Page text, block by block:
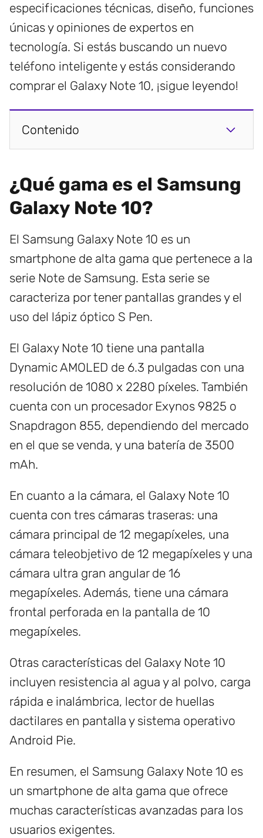
especificaciones técnicas, diseño, funciones
únicas y opiniones de expertos en
tecnología. Si estás buscando un nuevo
teléfono inteligente y estás considerando
comprar el Galaxy Note 10, ¡sigue leyendo!
Contenido
¿Qué gama es el Samsung
Galaxy Note 10?
El Samsung Galaxy Note 10 es un
smartphone de alta gama que pertenece a la
serie Note de Samsung. Esta serie se
caracteriza por tener pantallas grandes y el
uso del lápiz óptico S Pen.
El Galaxy Note 10 tiene una pantalla
Dynamic AMOLED de 6.3 pulgadas con una
resolución de 1080 x 2280 píxeles. También
cuenta con un procesador Exynos 9825 o
Snapdragon 855, dependiendo del mercado
en el que se venda, y una batería de 3500
mAh.
En cuanto a la cámara, el Galaxy Note 10
cuenta con tres cámaras traseras: una
cámara principal de 12 megapíxeles, una
cámara teleobjetivo de 12 megapíxeles y una
cámara ultra gran angular de 16
megapíxeles. Además, tiene una cámara
frontal perforada en la pantalla de 10
megapíxeles.
Otras características del Galaxy Note 10
incluyen resistencia al agua y al polvo, carga
rápida e inalámbrica, lector de huellas
dactilares en pantalla y sistema operativo
Android Pie.
En resumen, el Samsung Galaxy Note 10 es
un smartphone de alta gama que ofrece
muchas características avanzadas para los
usuarios exigentes.